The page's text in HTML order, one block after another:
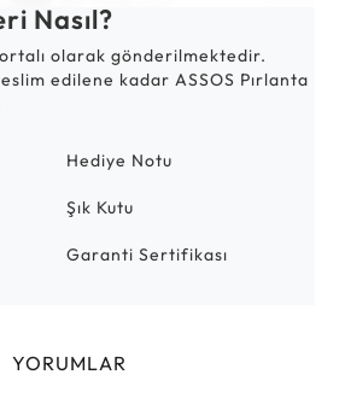
Nasıl?
olarak gönderilmektedir.
edilene kadar ASSOS Pırlanta
Hediye Notu
Şık Kutu
Garanti Sertifikası
YORUMLAR